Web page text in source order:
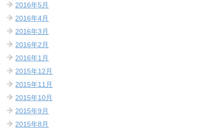
2016年5月
2016年4月
2016年3月
2016年2月
2016年1月
2015年12月
2015年11月
2015年10月
2015年9月
2015年8月